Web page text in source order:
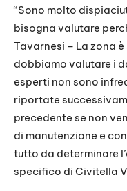
“Sono molto
bisogna valutare
Tavarnesi – La zona
dobbiamo valutare i
esperti non sono
riportate
precedente se non
di manutenzione e
tutto da determinare
specifico di Civitella